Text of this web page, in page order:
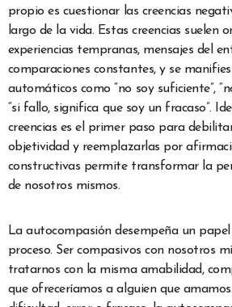
propio es cuestionar las creencias
largo de la vida. Estas creencias suelen
experiencias tempranas, mensajes del
comparaciones constantes, y se
automáticos como “no soy suficiente”,
“si fallo, significa que soy un fracaso”.
creencias es el primer paso para
objetividad y reemplazarlas por
constructivas permite transformar la
de nosotros mismos.
La autocompasión desempeña un papel
proceso. Ser compasivos con nosotros
tratarnos con la misma amabilidad,
que ofreceríamos a alguien que